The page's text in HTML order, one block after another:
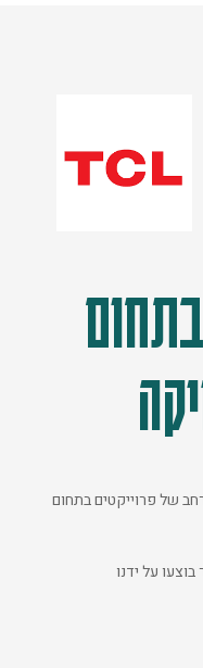
של פרוייקטים בתחום
על ידנו